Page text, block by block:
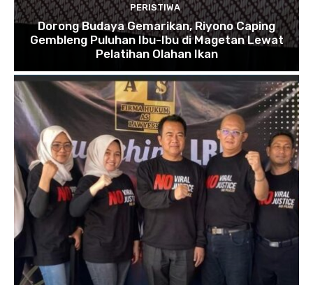
PERISTIWA
Dorong Budaya Gemarikan, Riyono Caping
Gembleng Puluhan Ibu-Ibu di Magetan Lewat
Pelatihan Olahan Ikan